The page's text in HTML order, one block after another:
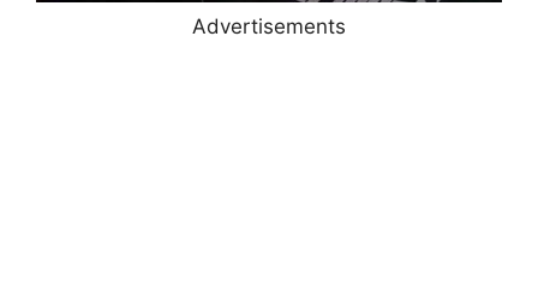
Advertisements